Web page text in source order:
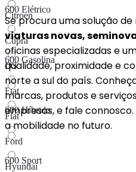
Citroen
Cupra
DS
Fiat
Fiat
Ford
Hyundai
600 Elétrico
600 Gasolina
600 Híbrido​
600 Sport
Se procura uma solução
viaturas novas,
oficinas especializadas e
qualidade, proximidade e
norte a sul do país.
marcas, produtos e
empresas, e fale
a mobilidade no futuro.